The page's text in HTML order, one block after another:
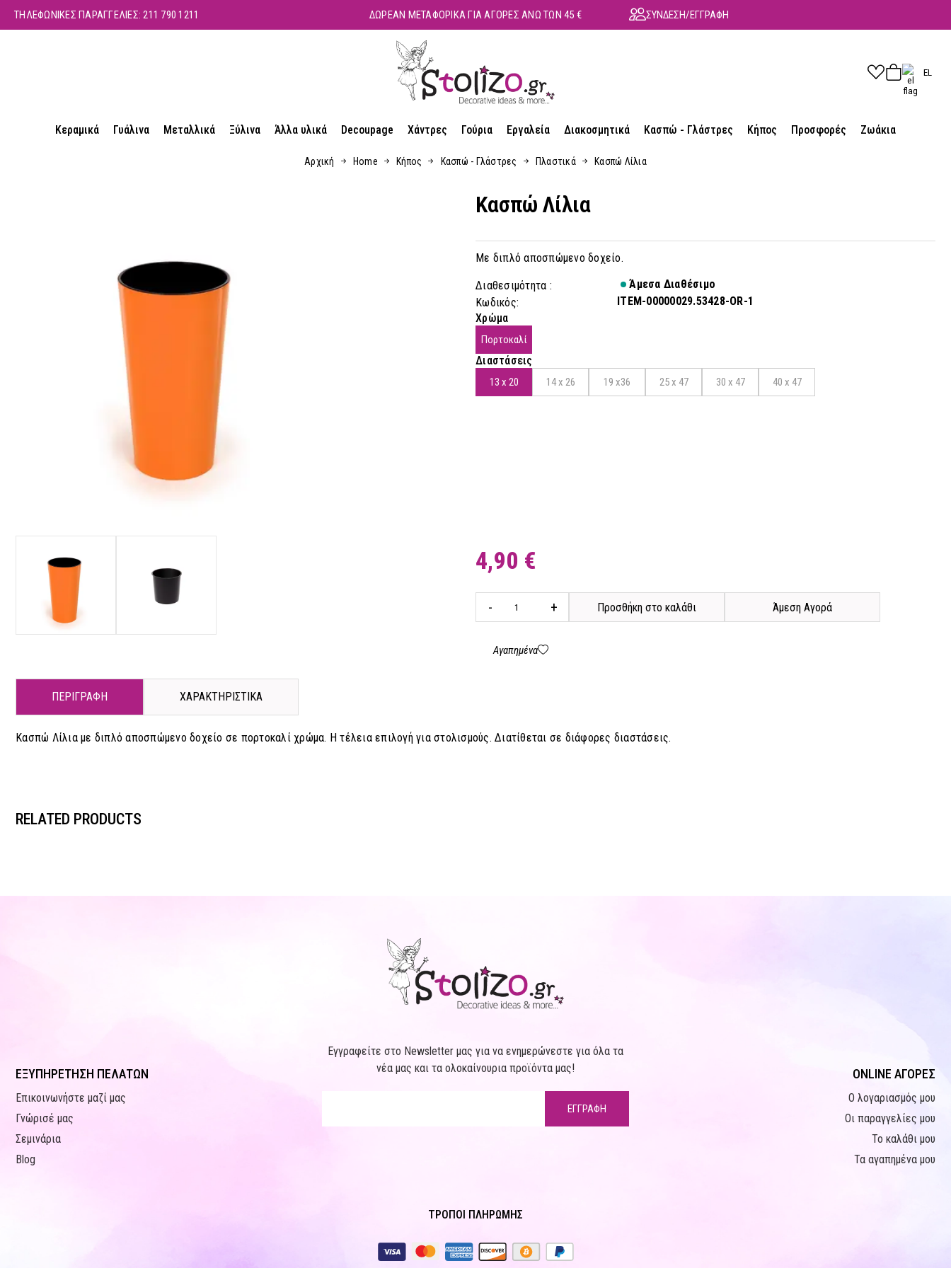
ΤΗΛΕΦΩΝΙΚΕΣ ΠΑΡΑΓΓΕΛΙΕΣ:211 790 1211 ΔΩΡΕΑΝ ΜΕΤΑΦΟΡΙΚΑ ΓΙΑ ΑΓΟΡΕΣ ΑΝΩ ΤΩΝ 45 € ΣΥΝΔΕΣΗ/ΕΓΓΡΑΦΗ
EL
Κεραμικά Γυάλινα Μεταλλικά Ξύλινα Άλλα υλικά Decoupage Χάντρες Γούρια Εργαλεία Διακοσμητικά Κασπώ - Γλάστρες Κήπος Προσφορές Ζωάκια
Αρχική Home Κήπος Κασπώ - Γλάστρες Πλαστικά Κασπώ Λίλια
Κασπώ Λίλια
Με διπλό αποσπώμενο δοχείο.
Διαθεσιμότητα :
Άμεσα Διαθέσιμο
Κωδικός:
ITEM-00000029.53428-OR-1
Χρώμα
Πορτοκαλί
Διαστάσεις
13 x 20 14 x 26 19 x36 25 x 47 30 x 47 40 x 47
4,90 €
- + Προσθήκη στο καλάθι Άμεση Αγορά
Αγαπημένα
ΠΕΡΙΓΡΑΦΗ ΧΑΡΑΚΤΗΡΙΣΤΙΚΑ
Κασπώ Λίλια με διπλό αποσπώμενο δοχείο σε πορτοκαλί χρώμα. Η τέλεια επιλογή για στολισμούς. Διατίθεται σε διάφορες διαστάσεις.
RELATED PRODUCTS
ΕΞΥΠΗΡΕΤΗΣΗ ΠΕΛΑΤΩΝ
Επικοινωνήστε μαζί μας
Γνώρισέ μας
Σεμινάρια
Blog
Εγγραφείτε στο Newsletter μας για να ενημερώνεστε για όλα τα
νέα μας και τα ολοκαίνουρια προϊόντα μας!
ΕΓΓΡΑΦΗ
ONLINE ΑΓΟΡΕΣ
Ο λογαριασμός μου
Οι παραγγελίες μου
Το καλάθι μου
Τα αγαπημένα μου
ΤΡΟΠΟΙ ΠΛΗΡΩΜΗΣ